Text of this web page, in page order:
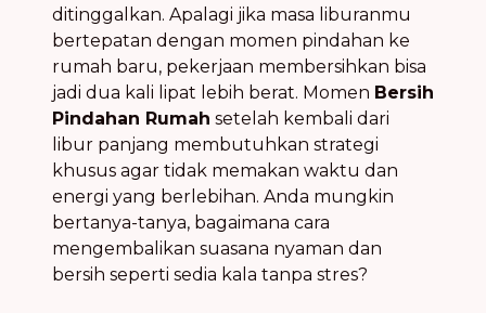
ditinggalkan. Apalagi jika masa liburanmu
bertepatan dengan momen pindahan ke
rumah baru, pekerjaan membersihkan bisa
jadi dua kali lipat lebih berat. Momen Bersih
Pindahan Rumah setelah kembali dari
libur panjang membutuhkan strategi
khusus agar tidak memakan waktu dan
energi yang berlebihan. Anda mungkin
bertanya-tanya, bagaimana cara
mengembalikan suasana nyaman dan
bersih seperti sedia kala tanpa stres?